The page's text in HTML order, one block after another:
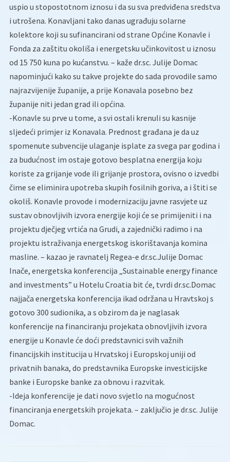
uspio u stopostotnom iznosu i da su sva predviđena sredstva
i utrošena. Konavljani tako danas ugrađuju solarne
kolektore koji su sufinancirani od strane Općine Konavle i
Fonda za zaštitu okoliša i energetsku učinkovitost u iznosu
od 15 750 kuna po kućanstvu. – kaže dr.sc. Julije Domac
napominjući kako su takve projekte do sada provodile samo
najrazvijenije županije, a prije Konavala posebno bez
županije niti jedan grad ili općina.
-Konavle su prve u tome, a svi ostali krenuli su kasnije
sljedeći primjer iz Konavala. Prednost građana je da uz
spomenute subvencije ulaganje isplate za svega par godina i
za budućnost im ostaje gotovo besplatna energija koju
koriste za grijanje vode ili grijanje prostora, ovisno o izvedbi
čime se eliminira upotreba skupih fosilnih goriva, a i štiti se
okoliš. Konavle provode i modernizaciju javne rasvjete uz
sustav obnovljivih izvora energije koji će se primijeniti i na
projektu dječjeg vrtića na Grudi, a zajednički radimo i na
projektu istraživanja energetskog iskorištavanja komina
masline. – kazao je ravnatelj Regea-e dr.sc.Julije Domac
Inače, energetska konferencija „Sustainable energy finance
and investments” u Hotelu Croatia bit će, tvrdi dr.sc.Domac
najjača energetska konferencija ikad održana u Hravtskoj s
gotovo 300 sudionika, a s obzirom da je naglasak
konferencije na financiranju projekata obnovljivih izvora
energije u Konavle će doći predstavnici svih važnih
financijskih institucija u Hrvatskoj i Europskoj uniji od
privatnih banaka, do predstavnika Europske investicijske
banke i Europske banke za obnovu i razvitak.
-Ideja konferencije je dati novo svjetlo na mogućnost
financiranja energetskih projekata. – zaključio je dr.sc. Julije
Domac.